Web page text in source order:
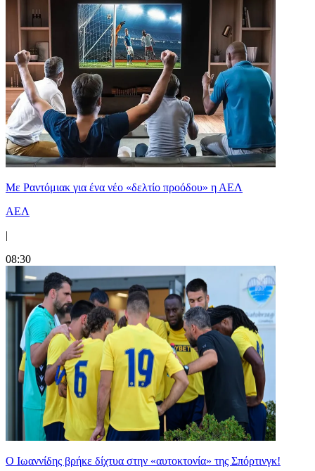
Με Ραντόμιακ για ένα νέο «δελτίο προόδου» η ΑΕΛ
ΑΕΛ
|
08:30
Ο Ιωαννίδης βρήκε δίχτυα στην «αυτοκτονία» της Σπόρτινγκ!